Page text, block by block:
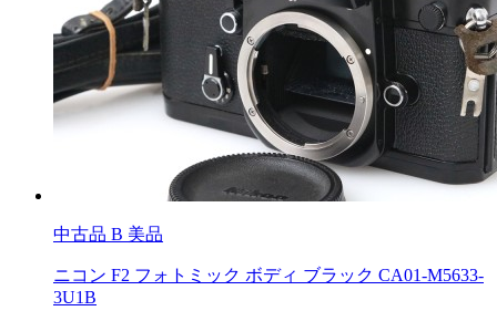
中古品 B 美品
ニコン F2 フォトミック ボディ ブラック CA01-M5633-
3U1B